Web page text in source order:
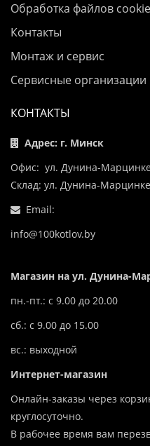
Обработка файлов cookie
Контакты
Монтаж и сервис
Сервисные организации
КОНТАКТЫ
Адрес: г. Минск
Офис: ул. Дунина-
Склад: ул. Дунина-
Email:
info@100kotlov.by
Магазин на ул. Дунина-
пн.-пт.: с 9.00 до 20.00
сб.: с 9.00 до 15.00
вс.: выходной
Интернет-магазин
Онлайн-заказы через
круглосуточно.
В рабочее время вам